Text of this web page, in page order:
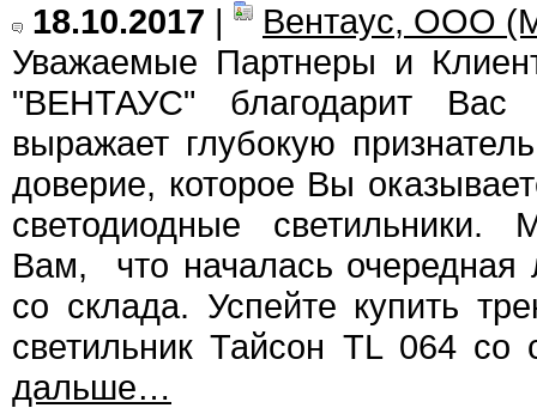
18.10.2017 |
Вентаус, ООО
Уважаемые Партнеры и
"ВЕНТАУС" благодарит Вас
выражает глубокую
доверие, которое Вы
светодиодные
Вам, что началась очередная
со склада. Успейте купить
светильник Тайсон TL 064 со
дальше…